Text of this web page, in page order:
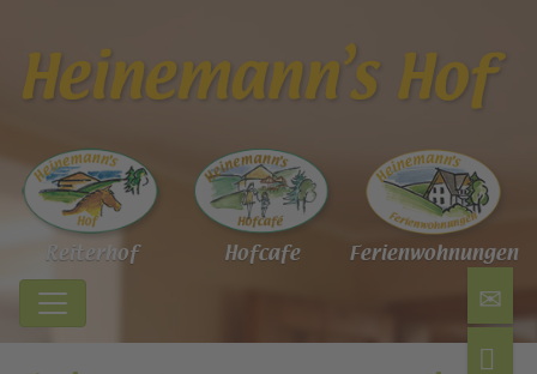
Ferien­wohnungen
Hofcafe
Reiterhof